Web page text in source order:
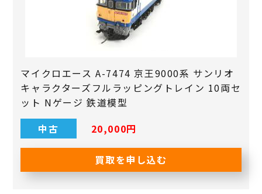
マイクロエース A-7474 京王9000系 サンリオ
キャラクターズフルラッピングトレイン 10両セ
ット Nゲージ 鉄道模型
中古
20,000円
買取を申し込む